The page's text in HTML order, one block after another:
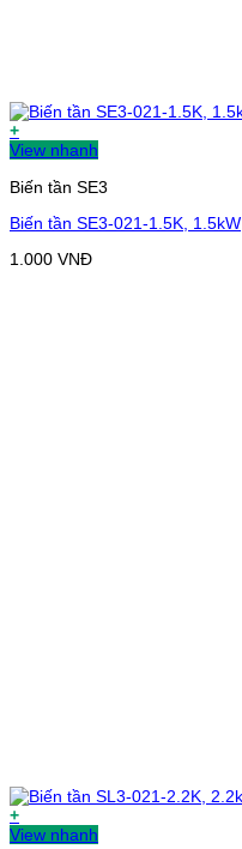
+
View nhanh
Biến tần SE3
Biến tần SE3-021-1.5K, 1.5kW
1.000 VNĐ
+
View nhanh